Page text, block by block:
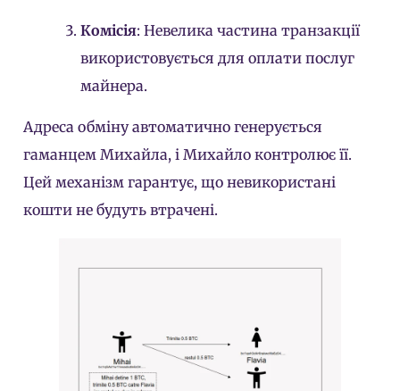
Комісія: Невелика частина транзакції
використовується для оплати послуг
майнера.
Адреса обміну автоматично генерується
гаманцем Михайла, і Михайло контролює її.
Цей механізм гарантує, що невикористані
кошти не будуть втрачені.